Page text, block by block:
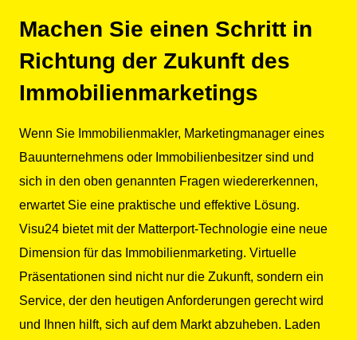
Machen Sie einen Schritt in
Richtung der Zukunft des
Immobilienmarketings
Wenn Sie Immobilienmakler, Marketingmanager eines
Bauunternehmens oder Immobilienbesitzer sind und
sich in den oben genannten Fragen wiedererkennen,
erwartet Sie eine praktische und effektive Lösung.
Visu24 bietet mit der Matterport-Technologie eine neue
Dimension für das Immobilienmarketing. Virtuelle
Präsentationen sind nicht nur die Zukunft, sondern ein
Service, der den heutigen Anforderungen gerecht wird
und Ihnen hilft, sich auf dem Markt abzuheben. Laden